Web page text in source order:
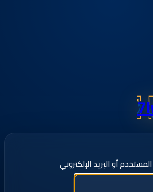
أو البريد الإلكتروني